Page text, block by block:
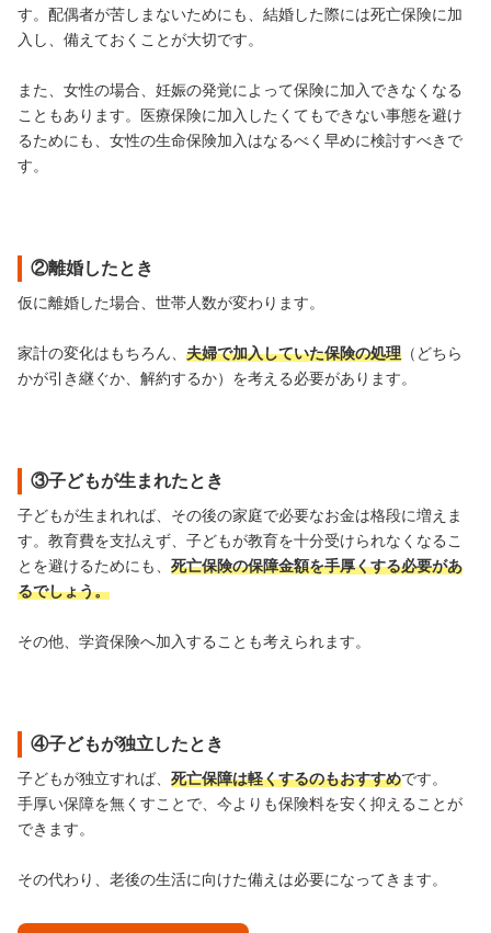
す。配偶者が苦しまないためにも、結婚した際には死亡保険に加
入し、備えておくことが大切です。
また、女性の場合、妊娠の発覚によって保険に加入できなくなる
こともあります。医療保険に加入したくてもできない事態を避け
るためにも、女性の生命保険加入はなるべく早めに検討すべきで
す。
②離婚したとき
仮に離婚した場合、世帯人数が変わります。
家計の変化はもちろん、 夫婦で加入していた保険の処理 （どちら
かが引き継ぐか、解約するか）を考える必要があります。
③子どもが生まれたとき
子どもが生まれれば、その後の家庭で必要なお金は格段に増えま
す。教育費を支払えず、子どもが教育を十分受けられなくなるこ
とを避けるためにも、 死亡保険の保障金額を手厚くする必要があ
るでしょう。
その他、学資保険へ加入することも考えられます。
④子どもが独立したとき
子どもが独立すれば、 死亡保障は軽くするのもおすすめです。
手厚い保障を無くすことで、今よりも保険料を安く抑えることが
できます。
その代わり、老後の生活に向けた備えは必要になってきます。